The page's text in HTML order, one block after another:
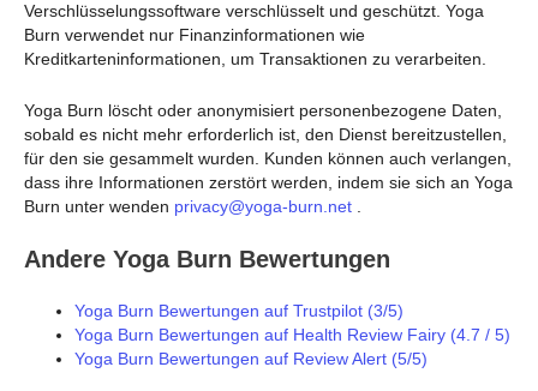
Verschlüsselungssoftware verschlüsselt und geschützt. Yoga
Burn verwendet nur Finanzinformationen wie
Kreditkarteninformationen, um Transaktionen zu verarbeiten.
Yoga Burn löscht oder anonymisiert personenbezogene Daten,
sobald es nicht mehr erforderlich ist, den Dienst bereitzustellen,
für den sie gesammelt wurden. Kunden können auch verlangen,
dass ihre Informationen zerstört werden, indem sie sich an Yoga
Burn unter wenden privacy@yoga-burn.net
Andere Yoga Burn Bewertungen
Yoga Burn Bewertungen auf Trustpilot (3/5)
Yoga Burn Bewertungen auf Health Review Fairy (4.7 / 5)
Yoga Burn Bewertungen auf Review Alert (5/5)